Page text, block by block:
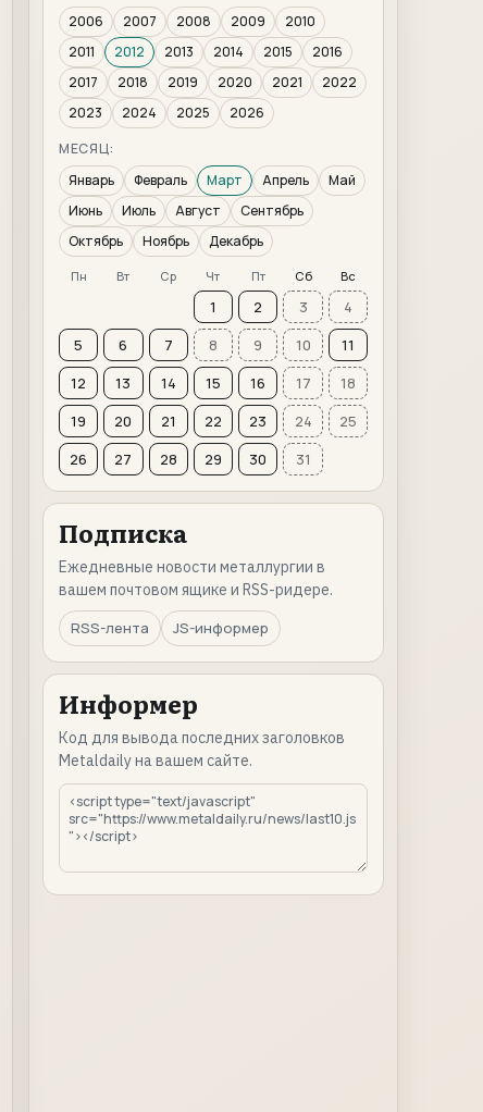
2006
2007 2008 2009
2010
2011
2012 2013 2014 2015
2016
2017
2018 2019 2020 2021
2022
2023
2024 2025
2026
МЕСЯЦ:
Январь
Февраль Март Апрель
Май
Июнь
Июль Август
Сентябрь
Октябрь
Ноябрь Декабрь
Пн Вт Ср Чт Пт Сб Вс
1 2 3
4
5
6 7 8 9 10
11
12
13 14 15 16 17
18
19
20 21 22 23 24
25
26
27 28 29 30 31
Подписка
Ежедневные новости металлургии в
вашем почтовом ящике и RSS-ридере.
RSS-лента
JS-информер
Информер
Код для вывода последних заголовков
Metaldaily на вашем сайте.